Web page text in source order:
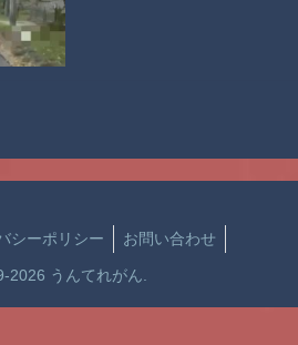
シーポリシー お問い合わせ
2026 うんてれがん.